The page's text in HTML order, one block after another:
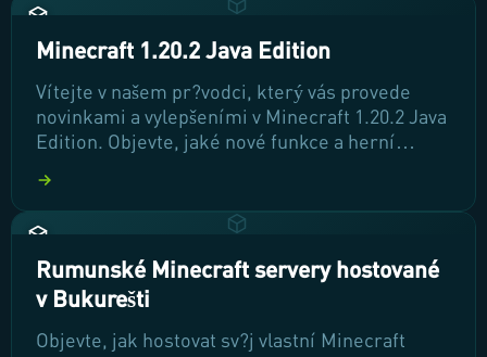
které posune vaše hraní na novou úrove?!
Minecraft 1.20.2 Java Edition
Vítejte v našem pr?vodci, který vás provede
novinkami a vylepšeními v Minecraft 1.20.2 Java
Edition. Objevte, jaké nové funkce a herní
jak je maximáln? využít pro ješt? lepší herní
zážitek. P?ipravte se na dobrodružství plné
objevování a tvo?ení!
Rumunské Minecraft servery hostované
v Bukurešti
Objevte, jak hostovat sv?j vlastní Minecraft